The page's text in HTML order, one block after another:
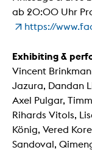
ab 20:00 Uhr
https://
Exhibiting &
Vincent
Jazura, Dandan
Axel Pulgar,
Rihards Vitols,
König, Vered
Sandoval,